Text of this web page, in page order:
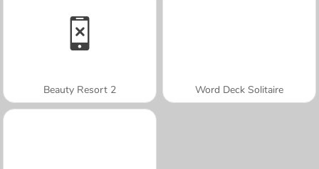
Beauty Resort 2 Word Deck Solitaire